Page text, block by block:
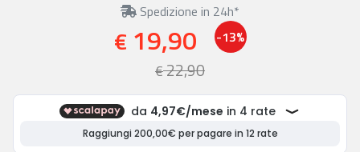
Spedizione in 24h*
€ 19,90 -13%
€22,90